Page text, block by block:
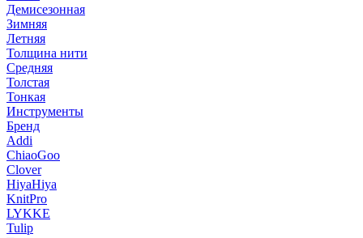
Демисезонная
Зимняя
Летняя
Толщина нити
Средняя
Толстая
Тонкая
Инструменты
Бренд
Addi
ChiaoGoo
Clover
HiyaHiya
KnitPro
LYKKE
Tulip